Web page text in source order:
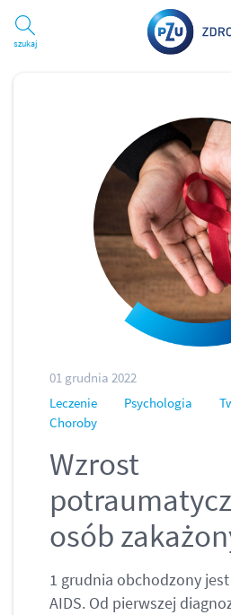
Szukaj
01 grudnia 2022
Leczenie
Psychologia
Choroby
Wzrost
osób
1 grudnia obchodzony
AIDS. Od pierwszej